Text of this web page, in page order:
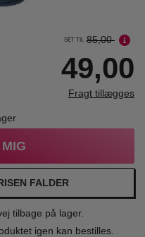
SET TIL 85,00
49,00
Fragt tillægges
FALDER
tilbage på lager.
igen kan bestilles.